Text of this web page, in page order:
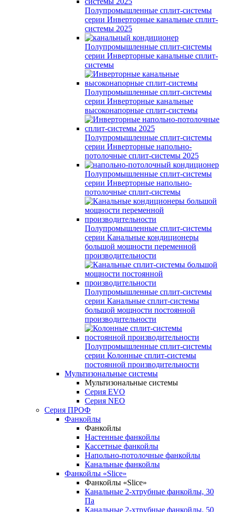
Полупромышленные сплит-системы
серии Инверторные канальные сплит-
системы 2025
Полупромышленные сплит-системы
серии Инверторные канальные сплит-
системы
Полупромышленные сплит-системы
серии Инверторные канальные
высоконапорные сплит-системы
Полупромышленные сплит-системы
серии Инверторные напольно-
потолочные сплит-системы 2025
Полупромышленные сплит-системы
серии Инверторные напольно-
потолочные сплит-системы
Полупромышленные сплит-системы
серии Канальные кондиционеры
большой мощности переменной
производительности
Полупромышленные сплит-системы
серии Канальные сплит-системы
большой мощности постоянной
производительности
Полупромышленные сплит-системы
серии Колонные сплит-системы
постоянной производительности
Мультизональные системы
Мультизональные системы
Серия EVO
Серия NEO
Серия ПРОФ
Фанкойлы
Фанкойлы
Настенные фанкойлы
Кассетные фанкойлы
Напольно-потолочные фанкойлы
Канальные фанкойлы
Фанкойлы «Slice»
Фанкойлы «Slice»
Канальные 2-хтрубные фанкойлы, 30
Па
Канальные 2-хтрубные фанкойлы, 50